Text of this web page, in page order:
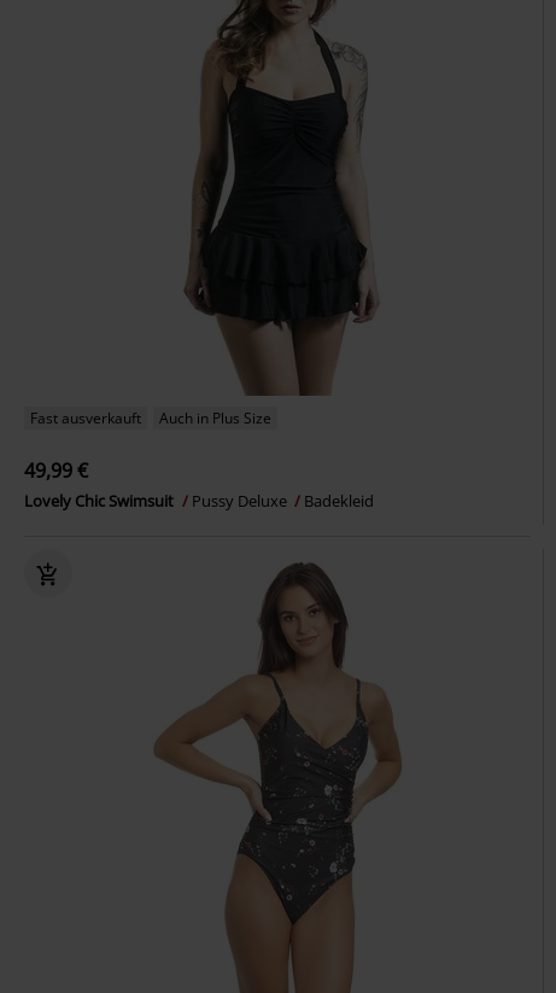
Fast ausverkauft Auch in Plus Size
49,99 €
Lovely Chic Swimsuit Pussy Deluxe Badekleid